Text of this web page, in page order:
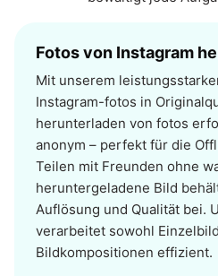
Fotos von Instagram
Mit unserem
Instagram-fotos in
herunterladen von fotos
anonym – perfekt für die
Teilen mit Freunden ohne
heruntergeladene Bild
Auflösung und Qualität bei.
verarbeitet sowohl
Bildkompositionen effizient.